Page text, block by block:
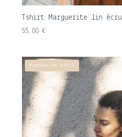
Tshirt Marguerite lin écru
55,00 €
Rupture de stock